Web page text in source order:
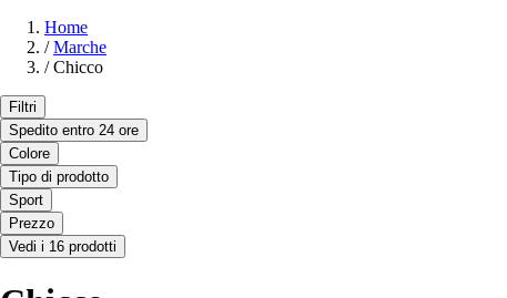
Home
/ Marche
/ Chicco
Filtri
Spedito entro 24 ore
Colore
Tipo di prodotto
Sport
Prezzo
Vedi i 16 prodotti